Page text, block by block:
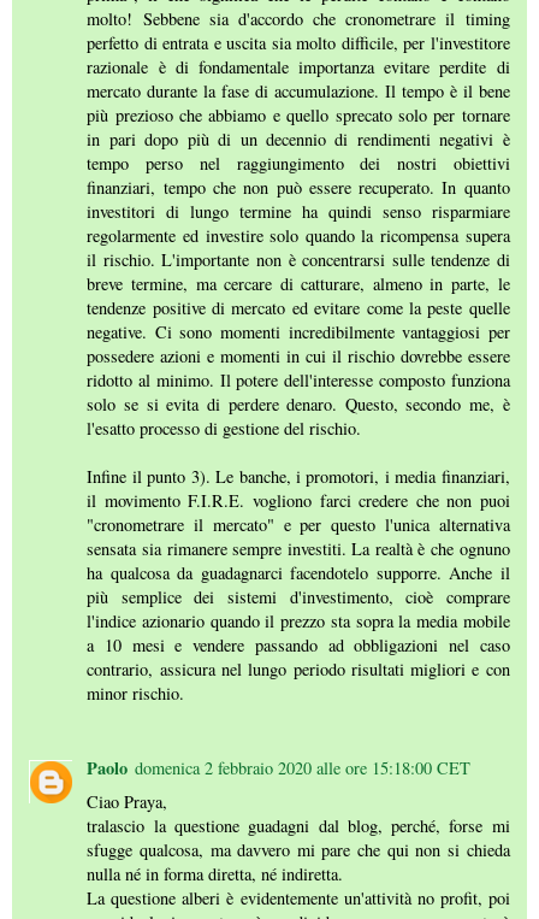
molto! Sebbene sia d'accordo che cronometrare il timing
perfetto di entrata e uscita sia molto difficile, per l'investitore
razionale è di fondamentale importanza evitare perdite di
mercato durante la fase di accumulazione. Il tempo è il bene
più prezioso che abbiamo e quello sprecato solo per tornare
in pari dopo più di un decennio di rendimenti negativi è
tempo perso nel raggiungimento dei nostri obiettivi
finanziari, tempo che non può essere recuperato. In quanto
investitori di lungo termine ha quindi senso risparmiare
regolarmente ed investire solo quando la ricompensa supera
il rischio. L'importante non è concentrarsi sulle tendenze di
breve termine, ma cercare di catturare, almeno in parte, le
tendenze positive di mercato ed evitare come la peste quelle
negative. Ci sono momenti incredibilmente vantaggiosi per
possedere azioni e momenti in cui il rischio dovrebbe essere
ridotto al minimo. Il potere dell'interesse composto funziona
solo se si evita di perdere denaro. Questo, secondo me, è
l'esatto processo di gestione del rischio.
Infine il punto 3). Le banche, i promotori, i media finanziari,
il movimento F.I.R.E. vogliono farci credere che non puoi
"cronometrare il mercato" e per questo l'unica alternativa
sensata sia rimanere sempre investiti. La realtà è che ognuno
ha qualcosa da guadagnarci facendotelo supporre. Anche il
più semplice dei sistemi d'investimento, cioè comprare
l'indice azionario quando il prezzo sta sopra la media mobile
a 10 mesi e vendere passando ad obbligazioni nel caso
contrario, assicura nel lungo periodo risultati migliori e con
minor rischio.
Paolo domenica 2 febbraio 2020 alle ore 15:18:00 CET
Ciao Praya,
tralascio la questione guadagni dal blog, perché, forse mi
sfugge qualcosa, ma davvero mi pare che qui non si chieda
nulla né in forma diretta, né indiretta.
La questione alberi è evidentemente un'attività no profit, poi